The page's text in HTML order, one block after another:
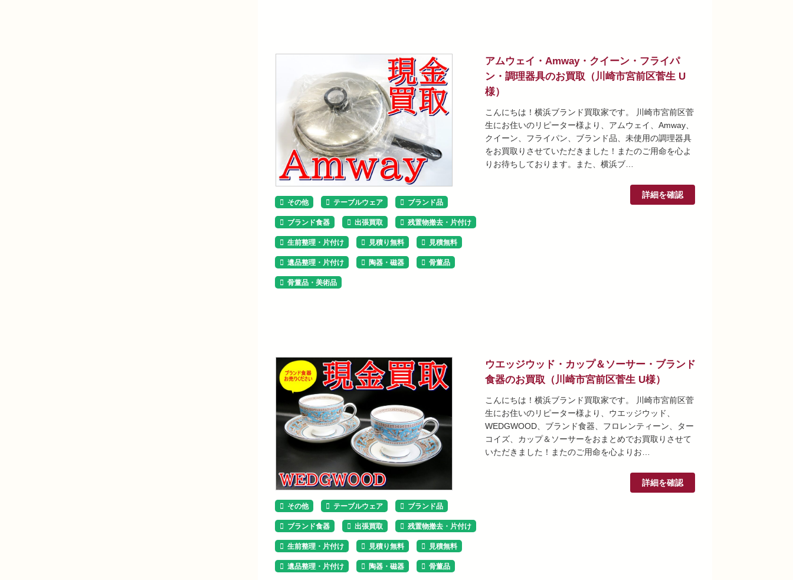
その他 テーブルウェア ブランド品
ブランド食器 出張買取 残置物撤去・片付け
生前整理・片付け 見積り無料 見積無料
遺品整理・片付け 陶器・磁器 骨董品
骨董品・美術品
アムウェイ・Amway・クイーン・フライパ
ン・調理器具のお買取（川崎市宮前区菅生 U
様）
こんにちは！横浜ブランド買取家です。 川崎市宮前区菅
生にお住いのリピーター様より、アムウェイ、Amway、
クイーン、フライパン、ブランド品、未使用の調理器具
をお買取りさせていただきました！またのご用命を心よ
りお待ちしております。また、横浜ブ…
詳細を確認
その他 テーブルウェア ブランド品
ブランド食器 出張買取 残置物撤去・片付け
生前整理・片付け 見積り無料 見積無料
遺品整理・片付け 陶器・磁器 骨董品
ウエッジウッド・カップ＆ソーサー・ブランド
食器のお買取（川崎市宮前区菅生 U様）
こんにちは！横浜ブランド買取家です。 川崎市宮前区菅
生にお住いのリピーター様より、ウエッジウッド、
WEDGWOOD、ブランド食器、フロレンティーン、ター
コイズ、カップ＆ソーサーをおまとめでお買取りさせて
いただきました！またのご用命を心よりお…
詳細を確認